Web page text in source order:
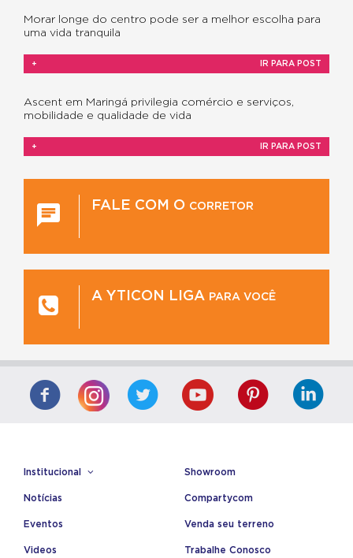
Morar longe do centro pode ser a melhor escolha para
uma vida tranquila
+ IR PARA POST
Ascent em Maringá privilegia comércio e serviços,
mobilidade e qualidade de vida
+ IR PARA POST
FALE COM O CORRETOR
A YTICON LIGA PARA VOCÊ
Institucional
Notícias
Eventos
Videos
Showroom
Compartycom
Venda seu terreno
Trabalhe Conosco